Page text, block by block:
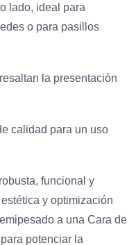
lado, ideal para
o para pasillos
la presentación
calidad para un uso
funcional y
y optimización
a una Cara de
potenciar la